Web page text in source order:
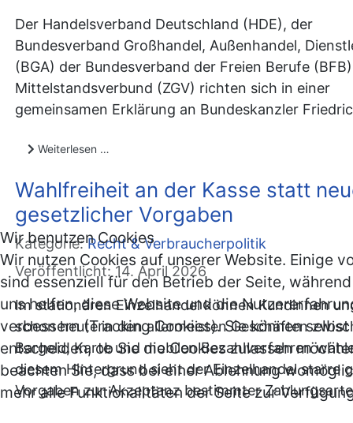
Der Handelsverband Deutschland (HDE), der
Bundesverband Großhandel, Außenhandel,
(BGA) der Bundesverband der Freien Berufe
Mittelstandsverbund (ZGV) richten sich in einer
gemeinsamen Erklärung an Bundeskanzler
Weiterlesen …
Wahlfreiheit an der Kasse statt
gesetzlicher Vorgaben
Kategorie:Recht & Verbraucherpolitik
Veröffentlicht: 14. April 2026
Im stationären Einzelhandel können Kundinnen
schon heute in den allermeisten Geschäften
Bargeld, Karte und mobilen Bezahlverfahren
diesem Hintergrund sieht der Einzelhandel starre
Vorgaben zur Akzeptanz bestimmter
Wir benutzen Cookies
Wir nutzen Cookies auf unserer Website. Einige
sind essenziell für den Betrieb der Seite,
uns helfen, diese Website und die
verbessern (Tracking Cookies). Sie können selbst
entscheiden, ob Sie die Cookies zulassen
beachten Sie, dass bei einer Ablehnung
mehr alle Funktionalitäten der Seite zur